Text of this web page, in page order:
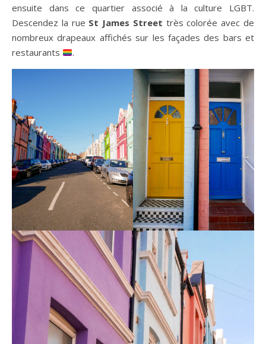
ensuite dans ce quartier associé à la culture LGBT.
Descendez la rue St James Street très colorée avec de
nombreux drapeaux affichés sur les façades des bars et
restaurants
.